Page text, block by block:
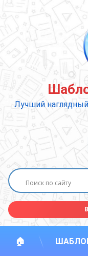
содержимому
Лучший
🏠